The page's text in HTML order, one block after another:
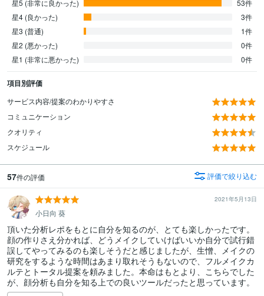
星5 (非常に良かった)
53件
星4 (良かった)
3件
星3 (普通)
1件
星2 (悪かった)
0件
星1 (非常に悪かった)
0件
項目別評価
サービス内容/提案のわかりやすさ
コミュニケーション
クオリティ
スケジュール
57件の評価 評価で絞り込む
2021年5月13日
小日向 葵
頂いた分析レポをもとに自分を知るのが、とても楽しかったです。
顔の作りさえ分かれば、どうメイクしていけばいいか自分で試行錯
誤してやってみるのも楽しそうだと感じましたが、生憎、メイクの
研究をするような時間はあまり取れそうもないので、フルメイクカ
ルテとトータル提案を頼みました。本命はもとより、こちらでした
が、顔分析も自分を知る上での良いツールだったと思っています。